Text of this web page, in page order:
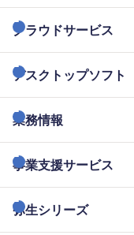
クラウドサービス
デスクトップソフト
業務情報
事業支援サービス
弥生シリーズ